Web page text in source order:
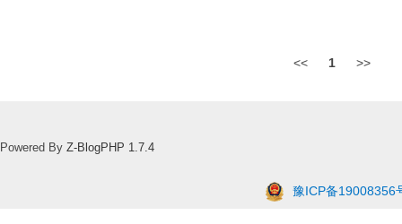
<< 1 >>
Powered By Z-BlogPHP 1.7.4
豫ICP备19008356